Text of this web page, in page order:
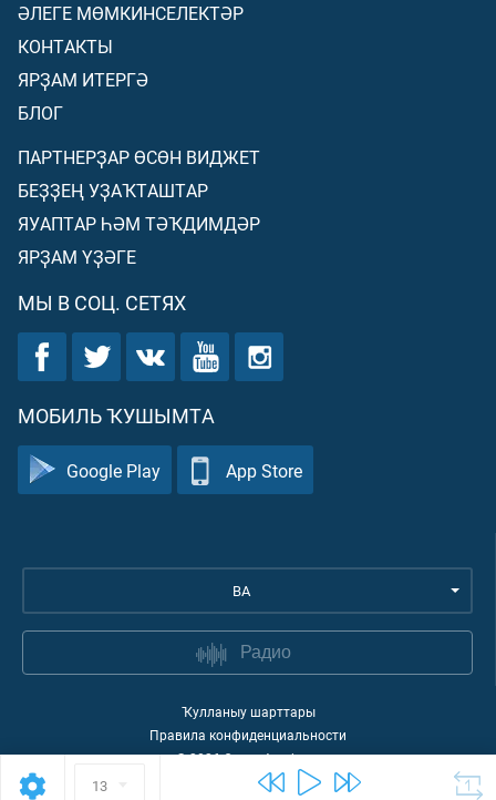
13
ӘЛЕГЕ МӨМКИНСЕЛЕКТӘР
КОНТАКТЫ
ЯРҘАМ ИТЕРГӘ
БЛОГ
ПАРТНЕРҘАР ӨСӨН ВИДЖЕТ
БЕҘҘЕҢ УҘАҠТАШТАР
ЯУАПТАР ҺӘМ ТӘҠДИМДӘР
ЯРҘАМ ҮҘӘГЕ
МЫ В СОЦ. СЕТЯХ
МОБИЛЬ ҠУШЫМТА
Google Play App Store
BA
Радио
Ҡулланыу шарттары
Правила конфиденциальности
©2026Quran Academy